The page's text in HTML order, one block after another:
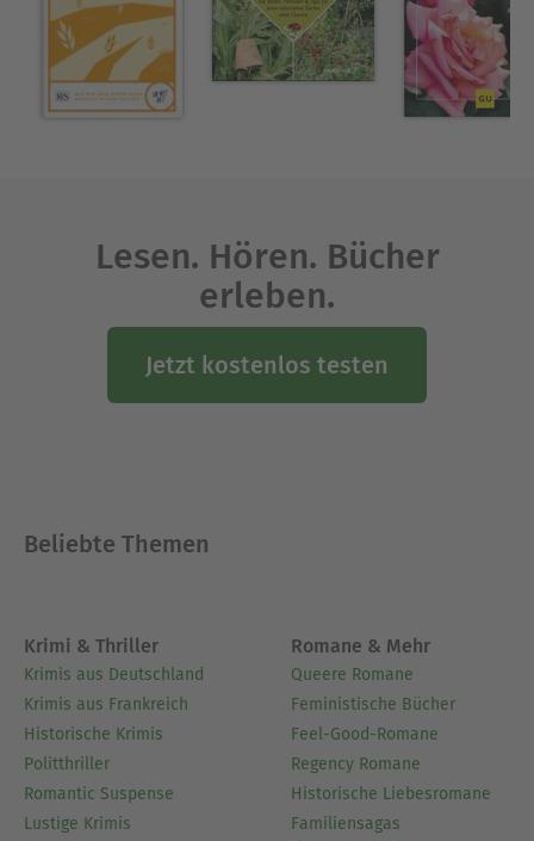
Zwiebelblumen, Kübelpflanzen und
Saisonpflanzen.
Lesen. Hören. Bücher
erleben.
Jetzt kostenlos testen
Beliebte Themen
Krimi & Thriller
Krimis aus Deutschland
Krimis aus Frankreich
Historische Krimis
Politthriller
Romantic Suspense
Lustige Krimis
Romane & Mehr
Queere Romane
Feministische Bücher
Feel-Good-Romane
Regency Romane
Historische Liebesromane
Familiensagas